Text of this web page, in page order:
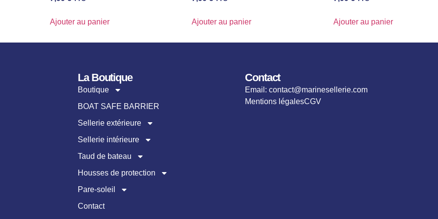
Ajouter au panier Ajouter au panier Ajouter au panier
La Boutique
Boutique
BOAT SAFE BARRIER
Sellerie extérieure
Sellerie intérieure
Taud de bateau
Housses de protection
Pare-soleil
Contact
Contact
Email: contact@marinesellerie.com
Mentions légalesCGV